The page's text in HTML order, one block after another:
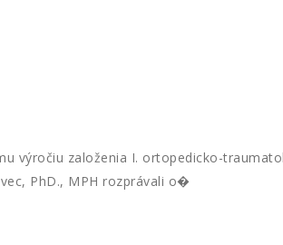
založenia I. ortopedicko-
PhD., MPH rozprávali o�